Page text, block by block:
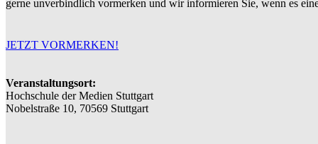
gerne unverbindlich vormerken und wir informieren Sie, wenn es
JETZT VORMERKEN!
Veranstaltungsort:
Hochschule der Medien Stuttgart
Nobelstraße 10, 70569 Stuttgart